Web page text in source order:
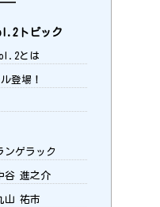
トピック
とは
登場！
ンゲラック
谷 進之介
山 祐市